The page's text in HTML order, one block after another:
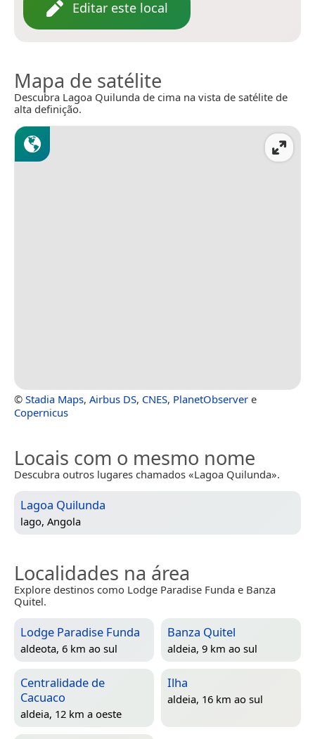
Editar este local
Mapa de satélite
Descubra Lagoa Quilunda de cima na vista de satélite de
alta definição.
© Stadia Maps, Airbus DS, CNES, PlanetObserver e
Copernicus
Locais com o mesmo nome
Descubra outros lugares chamados «Lagoa Quilunda».
Lagoa Quilunda
lago, Angola
Localidades na área
Explore destinos como Lodge Paradise Funda e Banza
Quitel.
Lodge Paradise Funda
aldeota, 6 km ao sul
Banza Quitel
aldeia, 9 km ao sul
Centralidade de
Cacuaco
aldeia, 12 km a oeste
Ilha
aldeia, 16 km ao sul